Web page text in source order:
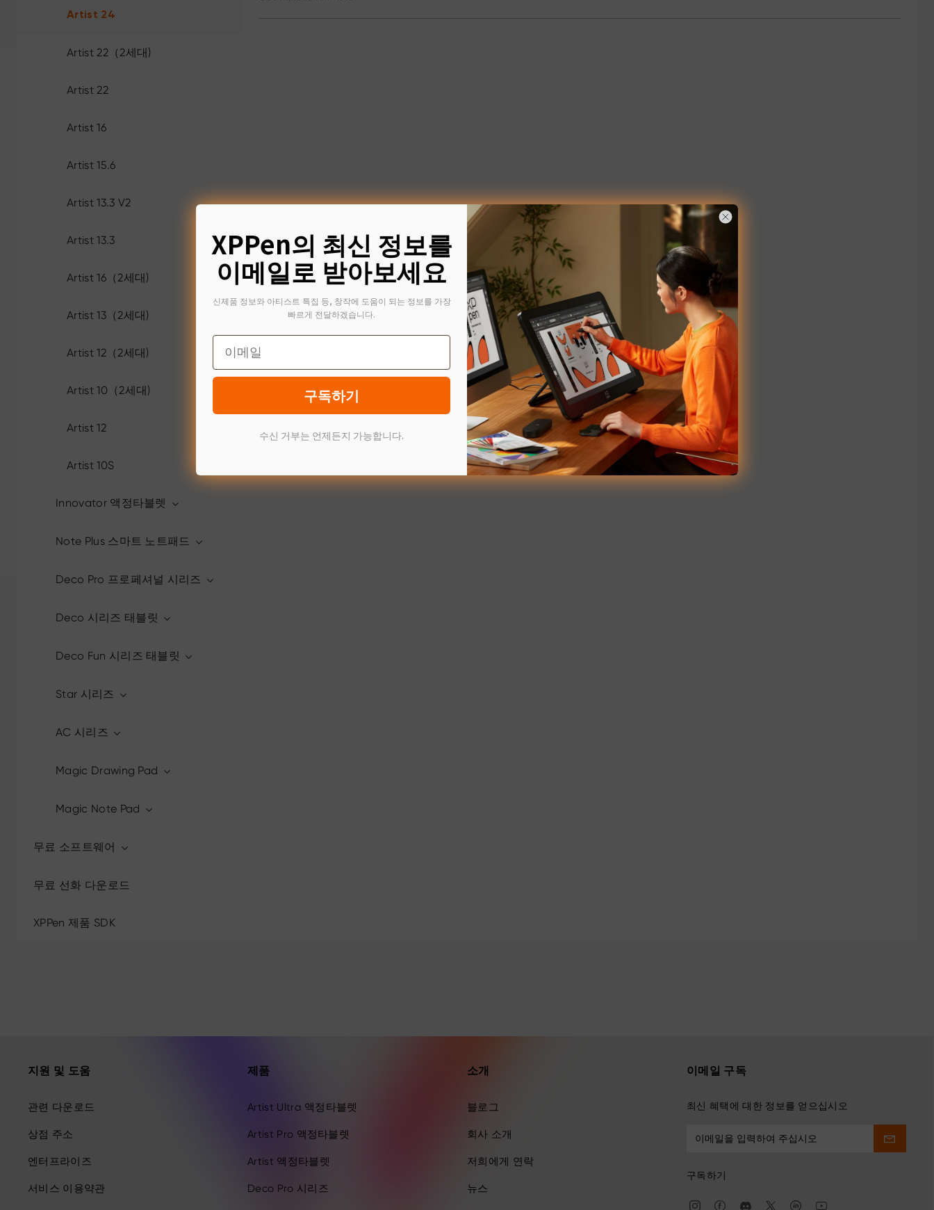
Artist 24
Artist 22（2세대)
Artist 22
Artist 16
Artist 15.6
Artist 13.3 V2
Artist 13.3
Artist 16（2세대)
Artist 13（2세대)
Artist 12（2세대)
Artist 10（2세대)
Artist 12
Artist 10S
Innovator 액정타블렛
Note Plus 스마트 노트패드
Deco Pro 프로페셔널 시리즈
Deco 시리즈 태블릿
Deco Fun 시리즈 태블릿
Star 시리즈
AC 시리즈
Magic Drawing Pad
Magic Note Pad
무료 소프트웨어
무료 선화 다운로드
XPPen 제품 SDK
지원 및 도움
관련 다운로드
상점 주소
엔터프라이즈
서비스 이용약관
제품
Artist Ultra 액정타블렛
Artist Pro 액정타블렛
Artist 액정타블렛
Deco Pro 시리즈
소개
블로그
회사 소개
저희에게 연락
뉴스
이메일 구독
최신 혜택에 대한 정보를 얻으십시오
구독하기
XPPen의 최신 정보를
이메일로 받아보세요
신제품 정보와 아티스트 특집 등, 창작에 도움이 되는 정보를 가장
빠르게 전달하겠습니다.
Email
구독하기
수신 거부는 언제든지 가능합니다.